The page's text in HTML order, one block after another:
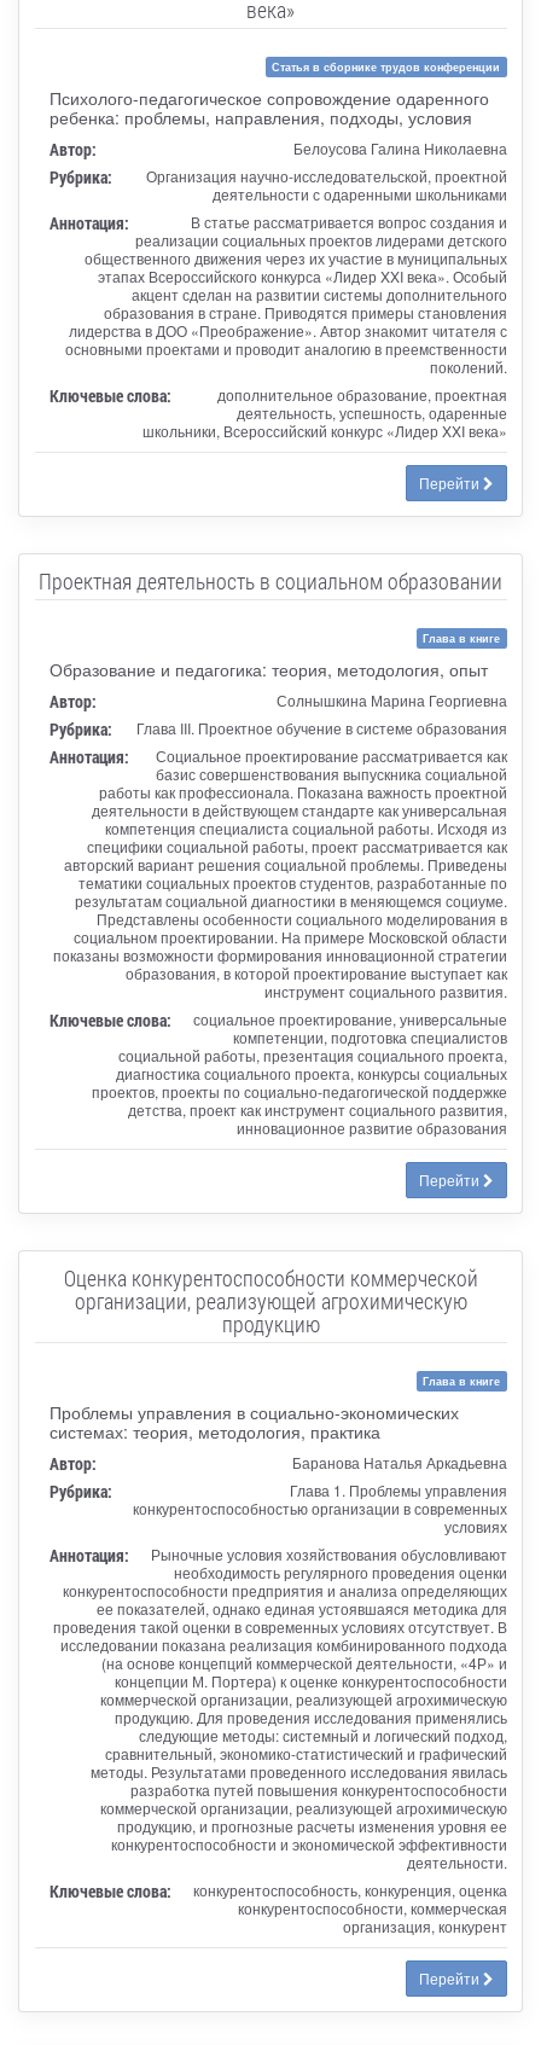
века»
Статья в сборнике трудов конференции
Психолого-педагогическое сопровождение одаренного
ребенка: проблемы, направления, подходы, условия
Автор: Белоусова Галина Николаевна
Рубрика:
Организация научно-исследовательской, проектной
деятельности с одаренными школьниками
Аннотация:
В статье рассматривается вопрос создания и
реализации социальных проектов лидерами детского
общественного движения через их участие в муниципальных
этапах Всероссийского конкурса «Лидер XXI века». Особый
акцент сделан на развитии системы дополнительного
образования в стране. Приводятся примеры становления
лидерства в ДОО «Преображение». Автор знакомит читателя с
основными проектами и проводит аналогию в преемственности
поколений.
Ключевые слова:
дополнительное образование, проектная
деятельность, успешность, одаренные
школьники, Всероссийский конкурс «Лидер XXI века»
Перейти
Проектная деятельность в социальном образовании
Глава в книге
Образование и педагогика: теория, методология, опыт
Автор: Солнышкина Марина Георгиевна
Рубрика: Глава III. Проектное обучение в системе образования
Аннотация:
Социальное проектирование рассматривается как
базис совершенствования выпускника социальной
работы как профессионала. Показана важность проектной
деятельности в действующем стандарте как универсальная
компетенция специалиста социальной работы. Исходя из
специфики социальной работы, проект рассматривается как
авторский вариант решения социальной проблемы. Приведены
тематики социальных проектов студентов, разработанные по
результатам социальной диагностики в меняющемся социуме.
Представлены особенности социального моделирования в
социальном проектировании. На примере Московской области
показаны возможности формирования инновационной стратегии
образования, в которой проектирование выступает как
инструмент социального развития.
Ключевые слова:
социальное проектирование, универсальные
компетенции, подготовка специалистов
социальной работы, презентация социального проекта,
диагностика социального проекта, конкурсы социальных
проектов, проекты по социально-педагогической поддержке
детства, проект как инструмент социального развития,
инновационное развитие образования
Перейти
Оценка конкурентоспособности коммерческой
организации, реализующей агрохимическую
продукцию
Глава в книге
Проблемы управления в социально-экономических
системах: теория, методология, практика
Автор: Баранова Наталья Аркадьевна
Рубрика:
Глава 1. Проблемы управления
конкурентоспособностью организации в современных
условиях
Аннотация:
Рыночные условия хозяйствования обусловливают
необходимость регулярного проведения оценки
конкурентоспособности предприятия и анализа определяющих
ее показателей, однако единая устоявшаяся методика для
проведения такой оценки в современных условиях отсутствует. В
исследовании показана реализация комбинированного подхода
(на основе концепций коммерческой деятельности, «4Р» и
концепции М. Портера) к оценке конкурентоспособности
коммерческой организации, реализующей агрохимическую
продукцию. Для проведения исследования применялись
следующие методы: системный и логический подход,
сравнительный, экономико-статистический и графический
методы. Результатами проведенного исследования явилась
разработка путей повышения конкурентоспособности
коммерческой организации, реализующей агрохимическую
продукцию, и прогнозные расчеты изменения уровня ее
конкурентоспособности и экономической эффективности
деятельности.
Ключевые слова:
конкурентоспособность, конкуренция, оценка
конкурентоспособности, коммерческая
организация, конкурент
Перейти